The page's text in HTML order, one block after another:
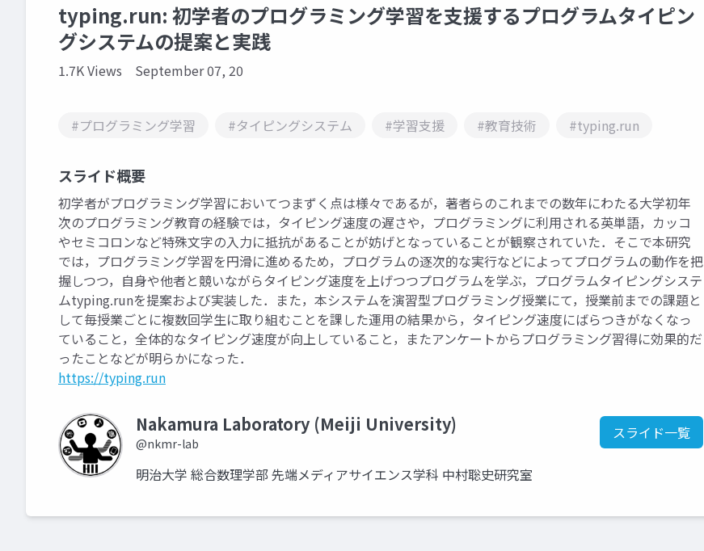
typing.run: 初学者のプログラミング学習を支援するプログラムタイピン
グシステムの提案と実践
1.7K Views September 07, 20
#プログラミング学習 #タイピングシステム #学習支援 #教育技術 #typing.run
スライド概要
初学者がプログラミング学習においてつまずく点は様々であるが，著者らのこれまでの数年にわたる大学初年
次のプログラミング教育の経験では，タイピング速度の遅さや，プログラミングに利用される英単語，カッコ
やセミコロンなど特殊文字の入力に抵抗があることが妨げとなっていることが観察されていた．そこで本研究
では，プログラミング学習を円滑に進めるため，プログラムの逐次的な実行などによってプログラムの動作を把
握しつつ，自身や他者と競いながらタイピング速度を上げつつプログラムを学ぶ，プログラムタイピングシステ
ムtyping.runを提案および実装した．また，本システムを演習型プログラミング授業にて，授業前までの課題と
して毎授業ごとに複数回学生に取り組むことを課した運用の結果から，タイピング速度にばらつきがなくなっ
ていること，全体的なタイピング速度が向上していること，またアンケートからプログラミング習得に効果的だ
ったことなどが明らかになった．
https://typing.run
Nakamura Laboratory (Meiji University)
@nkmr-lab
スライド一覧
明治大学 総合数理学部 先端メディアサイエンス学科 中村聡史研究室